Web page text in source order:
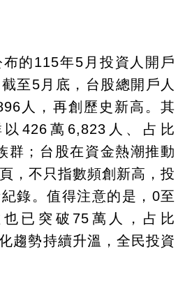
的115年5月投資人開戶
至5月底，台股總開戶人
人，再創歷史新高。其
426萬6,823人、占比
群；台股在資金熱潮推動
，不只指數頻創新高，投
錄。值得注意的是，0至
已突破75萬人，占比
趨勢持續升溫，全民投資